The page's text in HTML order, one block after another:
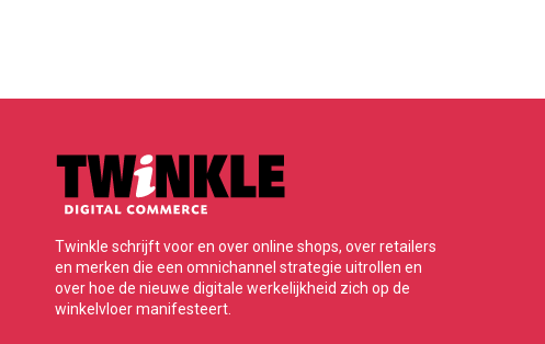
Twinkle schrijft voor en over online shops, over retailers
en merken die een omnichannel strategie uitrollen en
over hoe de nieuwe digitale werkelijkheid zich op de
winkelvloer manifesteert.